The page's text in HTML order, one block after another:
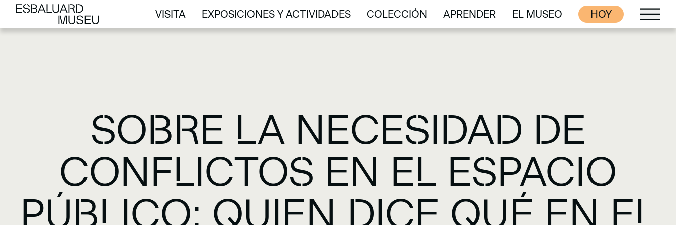
VISITA
VISITA
EXPOSICIONES Y ACTIVIDADES
EXPOSICIONES Y ACTIVIDADES
COLECCIÓN
COLECCIÓN
APRENDER
APRENDER
EL MUSEO
EL MUSEO
HOY
SOBRE LA NECESIDAD DE
CONFLICTOS EN EL ESPACIO
PÚBLICO: QUIEN DICE QUÉ EN EL